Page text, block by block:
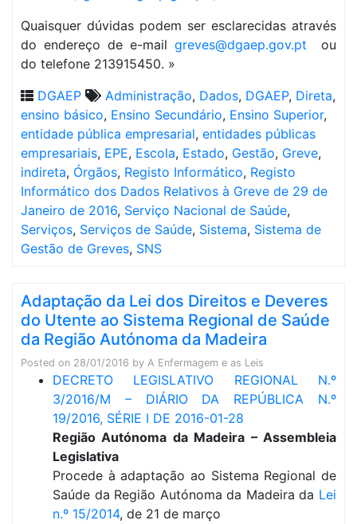
Quaisquer dúvidas podem ser esclarecidas através
do endereço de e-mail greves@dgaep.gov.pt ou
do telefone 213915450. »
DGAEP
Administração, Dados, DGAEP, Direta,
ensino básico, Ensino Secundário, Ensino Superior,
entidade pública empresarial, entidades públicas
empresariais, EPE, Escola, Estado, Gestão, Greve,
indireta, Órgãos, Registo Informático, Registo
Informático dos Dados Relativos à Greve de 29 de
Janeiro de 2016, Serviço Nacional de Saúde,
Serviços, Serviços de Saúde, Sistema, Sistema de
Gestão de Greves, SNS
Adaptação da Lei dos Direitos e Deveres
do Utente ao Sistema Regional de Saúde
da Região Autónoma da Madeira
Posted on 28/01/2016 by A Enfermagem e as Leis
DECRETO LEGISLATIVO REGIONAL N.º
3/2016/M – DIÁRIO DA REPÚBLICA N.º
19/2016, SÉRIE I DE 2016-01-28
Região Autónoma da Madeira – Assembleia
Legislativa
Procede à adaptação ao Sistema Regional de
Saúde da Região Autónoma da Madeira da Lei
n.º 15/2014, de 21 de março